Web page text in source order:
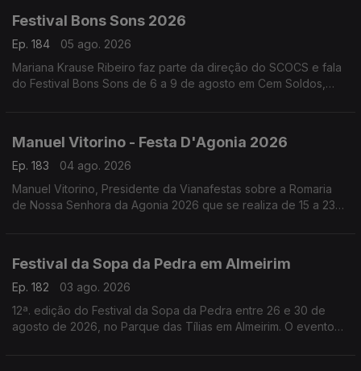
Festival Bons Sons 2026
Ep. 184
05 ago. 2026
Mariana Krause Ribeiro faz parte da direção do SCOCS e fala
do Festival Bons Sons de 6 a 9 de agosto em Cem Soldos,
Manuel Vitorino - Festa D'Agonia 2026
Ep. 183
04 ago. 2026
Manuel Vitorino, Presidente da Vianafestas sobre a Romaria
de Nossa Senhora da Agonia 2026 que se realiza de 15 a 23
Festival da Sopa da Pedra em Almeirim
Ep. 182
03 ago. 2026
12ª. edição do Festival da Sopa da Pedra entre 26 e 30 de
agosto de 2026, no Parque das Tílias em Almeirim. O evento